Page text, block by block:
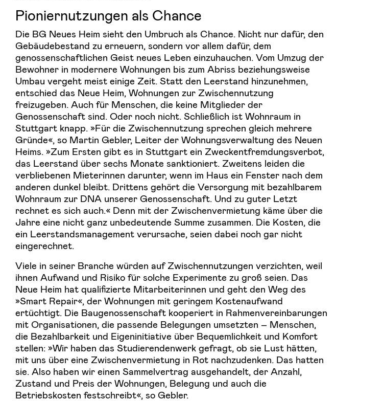
Pioniernutzungen als Chance
Die BG Neues Heim sieht den Umbruch als Chance. Nicht nur dafür, den
Gebäudebestand zu erneuern, sondern vor allem dafür, dem
genossenschaftlichen Geist neues Leben einzuhauchen. Vom Umzug der
Bewohner in modernere Wohnungen bis zum Abriss beziehungsweise
Umbau vergeht meist einige Zeit. Statt den Leerstand hinzunehmen,
entschied das Neue Heim, Wohnungen zur Zwischennutzung
freizugeben. Auch für Menschen, die keine Mitglieder der
Genossenschaft sind. Oder noch nicht. Schließlich ist Wohnraum in
Stuttgart knapp. »Für die Zwischennutzung sprechen gleich mehrere
Gründe«, so Martin Gebler, Leiter der Wohnungsverwaltung des Neuen
Heims. »Zum Ersten gibt es in Stuttgart ein Zweckentfremdungsverbot,
das Leerstand über sechs Monate sanktioniert. Zweitens leiden die
verbliebenen Mieterinnen darunter, wenn im Haus ein Fenster nach dem
anderen dunkel bleibt. Drittens gehört die Versorgung mit bezahlbarem
Wohnraum zur DNA unserer Genossenschaft. Und zu guter Letzt
rechnet es sich auch.« Denn mit der Zwischenvermietung käme über die
Jahre eine nicht ganz unbedeutende Summe zusammen. Die Kosten, die
ein Leerstandsmanagement verursache, seien dabei noch gar nicht
eingerechnet.
Viele in seiner Branche würden auf Zwischennutzungen verzichten, weil
ihnen Aufwand und Risiko für solche Experimente zu groß seien. Das
Neue Heim hat qualifizierte Mitarbeiterinnen und geht den Weg des
»Smart Repair«, der Wohnungen mit geringem Kostenaufwand
ertüchtigt. Die Baugenossenschaft kooperiert in Rahmenvereinbarungen
mit Organisationen, die passende Belegungen umsetzten – Menschen,
die Bezahlbarkeit und Eigeninitiative über Bequemlichkeit und Komfort
stellen: »Wir haben das Studierendenwerk gefragt, ob sie Lust hätten,
mit uns über eine Zwischenvermietung in Rot nachzudenken. Das hatten
sie. Also haben wir einen Sammelvertrag ausgehandelt, der Anzahl,
Zustand und Preis der Wohnungen, Belegung und auch die
Betriebskosten festschreibt«, so Gebler.